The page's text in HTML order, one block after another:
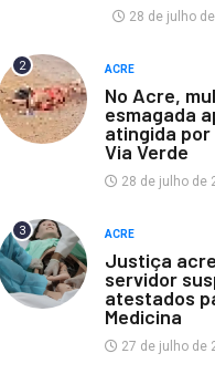
28 de julho
2 ACRE
No Acre,
esmagada
atingida por
Via Verde
28 de julho de
3 ACRE
Justiça
servidor
atestados
Medicina
27 de julho de